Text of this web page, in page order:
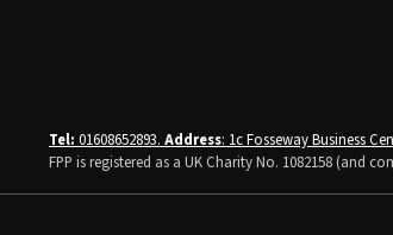
Tel: 01608652893. Address: 1c Fosseway Business
FPP is registered as a UK Charity No. 1082158 (and